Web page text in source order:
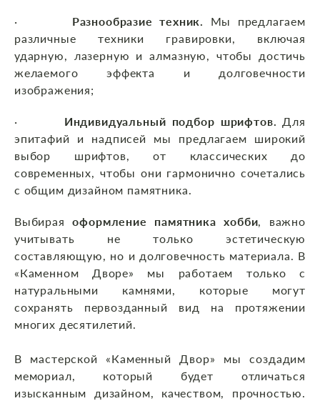
· Разнообразие техник.
Мы предлагаем
различные техники гравировки, включая
ударную, лазерную и алмазную, чтобы достичь
желаемого эффекта и долговечности
изображения;
· Индивидуальный подбор шрифтов. Для
эпитафий и надписей мы предлагаем широкий
выбор шрифтов, от классических до
современных, чтобы они гармонично сочетались
с общим дизайном памятника.
Выбираяоформление памятника хобби, важно
учитывать не только эстетическую
составляющую, но и долговечность материала. В
«Каменном Дворе» мы работаем только с
натуральными камнями, которые могут
сохранять первозданный вид на протяжении
многих десятилетий.
В мастерской «Каменный Двор» мы создадим
мемориал, который будет отличаться
изысканным дизайном, качеством, прочностью.